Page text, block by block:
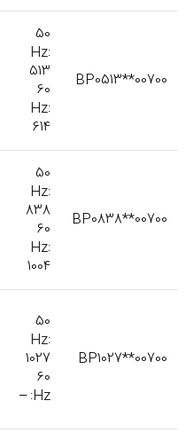
BP0513**00700
50
Hz:
513
60
Hz:
614
BP0838**00700
50
Hz:
838
60
Hz:
1004
BP1027**00700
50
Hz:
1027
60
Hz: –